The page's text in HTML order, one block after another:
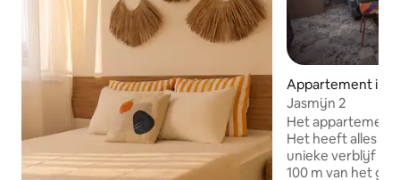
Appartement in
Jasmijn 2
Het appartement
Het heeft alles
unieke verblijf in
100 m van het